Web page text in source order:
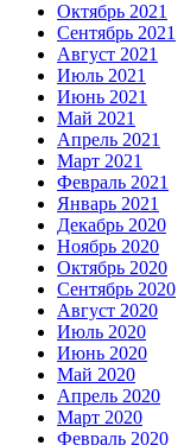
Октябрь 2021
Сентябрь 2021
Август 2021
Июль 2021
Июнь 2021
Май 2021
Апрель 2021
Март 2021
Февраль 2021
Январь 2021
Декабрь 2020
Ноябрь 2020
Октябрь 2020
Сентябрь 2020
Август 2020
Июль 2020
Июнь 2020
Май 2020
Апрель 2020
Март 2020
Февраль 2020